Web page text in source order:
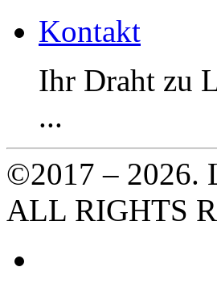
Kontakt
Ihr Draht zu
...
©2017 – 2026.
ALL RIGHTS